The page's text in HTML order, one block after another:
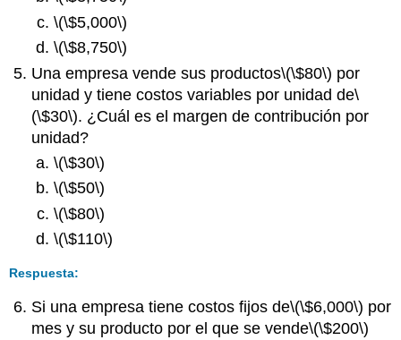
\(\$5,000\)
\(\$8,750\)
Una empresa vende sus productos\(\$80\) por
unidad y tiene costos variables por unidad de\
(\$30\). ¿Cuál es el margen de contribución por
unidad?
\(\$30\)
\(\$50\)
\(\$80\)
\(\$110\)
Respuesta:
Si una empresa tiene costos fijos de\(\$6,000\) por
mes y su producto por el que se vende\(\$200\)